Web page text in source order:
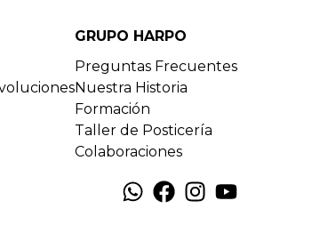
GRUPO HARPO
Preguntas Frecuentes
Nuestra Historia
Formación
Taller de Posticería
Colaboraciones